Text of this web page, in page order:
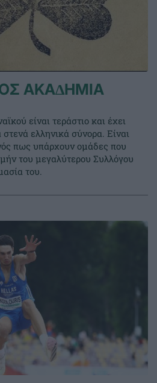
ΑΚΑ∆ΗΜΙΑ
είναι τεράστιο και έχει
ελληνικά σύνορα. Είναι
πως υπάρχουν ομάδες που
του μεγαλύτερου Συλλόγου
του.